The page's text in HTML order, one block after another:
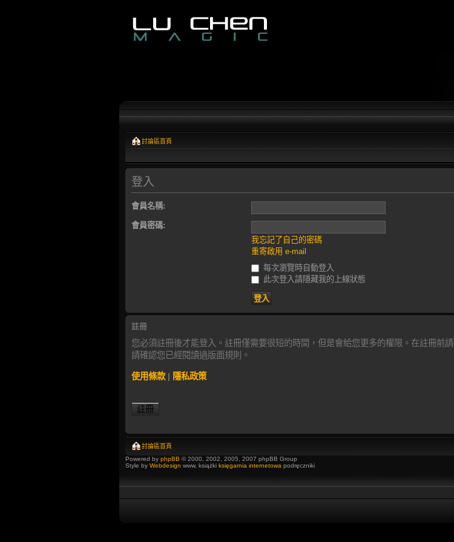
討論區首頁
登入
會員名稱:
會員密碼:
我忘記了自己的密碼
重寄啟用 e-mail
每次瀏覽時自動登入
此次登入請隱藏我的上線狀態
註冊
您必須註冊後才能登入。註冊僅需要很短的時間，但是會給您更多的權限。在註冊前
請確認您已經閱讀過版面規則。
使用條款| 隱私政策
註冊
討論區首頁
Powered by phpBB © 2000, 2002, 2005, 2007 phpBB Group
Style by Webdesign www, książki księgarnia internetowa podręczniki